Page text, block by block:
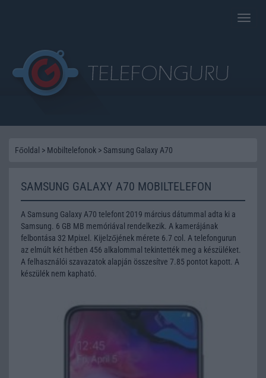
Toggle
Főoldal > Mobiltelefonok > Samsung Galaxy A70
SAMSUNG GALAXY A70 MOBILTELEFON
A Samsung Galaxy A70 telefont 2019 március dátummal adta ki a
Samsung. 6 GB MB memóriával rendelkezik. A kamerájának
felbontása 32 Mpixel. Kijelzőjének mérete 6.7 col. A telefongurun
az elmúlt két hétben 456 alkalommal tekintették meg a készüléket.
A felhasználói szavazatok alapján összesítve 7.85 pontot kapott. A
készülék nem kapható.